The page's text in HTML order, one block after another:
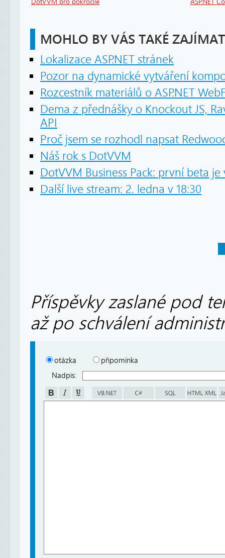
MOHLO BY VÁS TAKÉ ZAJÍMAT
Lokalizace ASP.NET stránek
Pozor na dynamické vytváření
Rozcestník materiálů o ASP.NET
Dema z přednášky o Knockout JS,
API
Proč jsem se rozhodl napsat
Náš rok s DotVVM
DotVVM Business Pack: první beta je
Další live stream: 2. ledna v 18:30
Příspěvky zaslané pod
až po schválení
otázka
připomínka
Nadpis: